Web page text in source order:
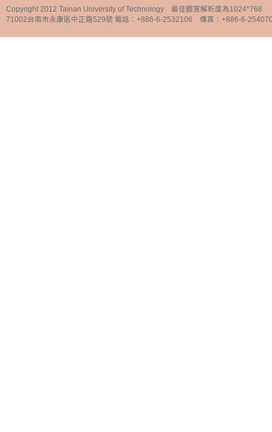
Copyright 2012 Tainan University of Technology 最佳觀賞解析度為1024*768
71002台南市永康區中正路529號 電話：+886-6-2532106 傳真：+886-6-